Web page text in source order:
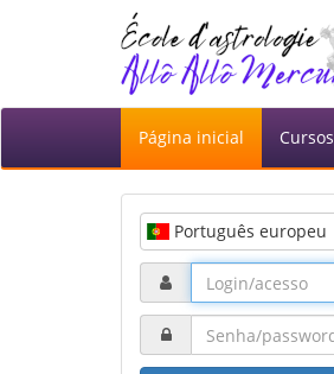
Página inicial Cursos
Português europeu